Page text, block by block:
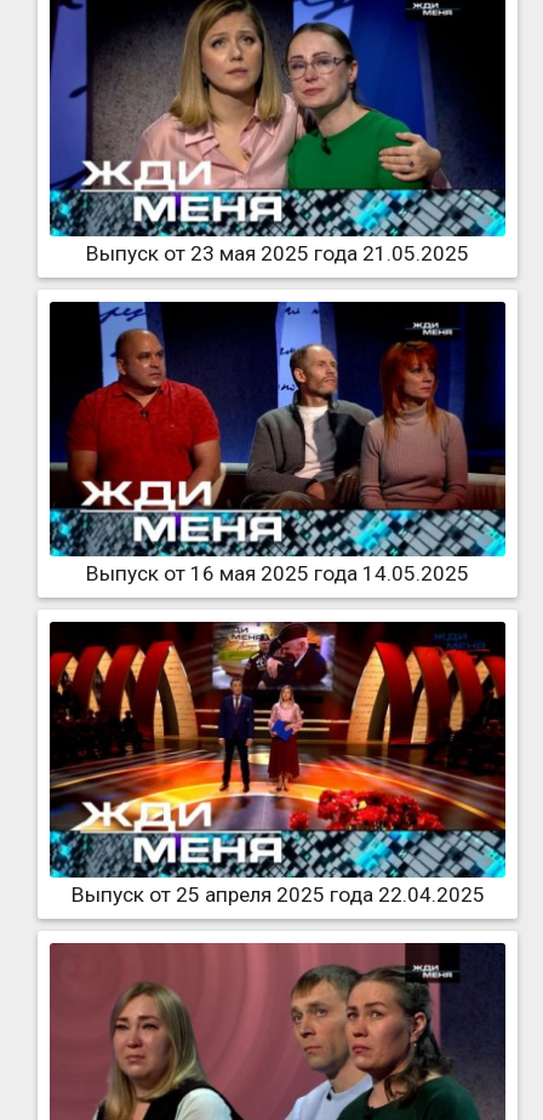
Выпуск от 23 мая 2025 года 21.05.2025
Выпуск от 16 мая 2025 года 14.05.2025
Выпуск от 25 апреля 2025 года 22.04.2025